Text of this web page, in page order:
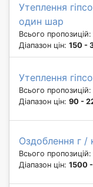
Утеплення
один шар
Всього пропозицій:
Діапазон цін: 150 -
Утеплення
Всього пропозицій:
Діапазон цін: 90 -
Оздоблення г /
Всього пропозицій:
Діапазон цін: 1500